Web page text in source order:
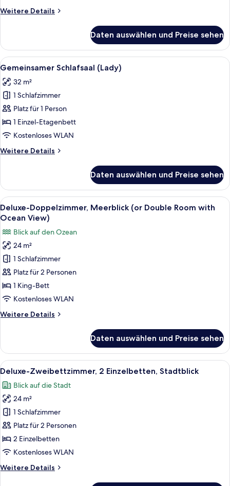
Weitere Details
Weitere
Schlafsaal
(Mixed)
Daten auswählen und Preise sehen
Alle
Fotos
für
Gemeinsamer
Schlafsaal
(Lady)
anzeigen
Ein Schlafraum mit Etagenbetten,
25
Gemeinsamer Schlafsaal (Lady)
32 m²
1 Schlafzimmer
Platz für 1 Person
1 Einzel-Etagenbett
Kostenloses WLAN
Weitere Details
Weitere
Schlafsaal
(Lady)
Daten auswählen und Preise sehen
Alle
Fotos
Deluxe-
Doppelzimmer,
Meerblick
(or
Double
Room
Ocean
Ein Hotelzimmer mit Bett,
16
Deluxe-Doppelzimmer, Meerblick (or Double Room with
Ocean View)
Blick auf den Ozean
24 m²
1 Schlafzimmer
Platz für 2 Personen
1 King-Bett
Kostenloses WLAN
Weitere Details
Weitere
Doppelzimmer,
Meerblick
(or
Room
with
Ocean
View)
Daten auswählen und Preise sehen
Alle
Fotos
für
Deluxe-
Zweibettzimmer,
2 Einzelbetten,
Stadtblick
anzeigen
Ein Hotelzimmer mit zwei Betten,
14
Deluxe-Zweibettzimmer, 2 Einzelbetten, Stadtblick
Blick auf die Stadt
24 m²
1 Schlafzimmer
Platz für 2 Personen
2 Einzelbetten
Kostenloses WLAN
Weitere Details
Weitere